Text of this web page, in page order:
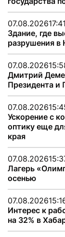
07.08.202617:41
Здание, где
разрушения в
07.08.2026
Дмитрий
Президента
07.08.2026
Ускорение с
оптику еще
края
07.08.2026
Лагерь
осенью
07.08.2026
Интерес к
на 32% в